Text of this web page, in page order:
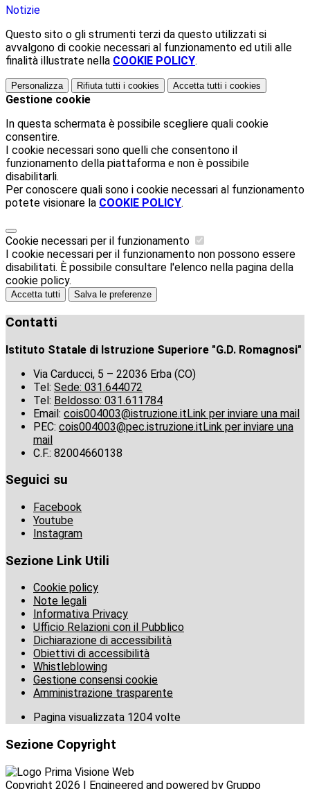
Notizie
Questo sito o gli strumenti terzi da questo utilizzati si
avvalgono di cookie necessari al funzionamento ed utili alle
finalità illustrate nella COOKIE POLICY.
Personalizza Rifiuta tutti i cookies Accetta tutti i cookies
Gestione cookie
In questa schermata è possibile scegliere quali cookie
consentire.
I cookie necessari sono quelli che consentono il
funzionamento della piattaforma e non è possibile
disabilitarli.
Per conoscere quali sono i cookie necessari al funzionamento
potete visionare la COOKIE POLICY.
Cookie necessari per il funzionamento
I cookie necessari per il funzionamento non possono essere
disabilitati. È possibile consultare l'elenco nella pagina della
cookie policy.
Accetta tutti Salva le preferenze
Contatti
Istituto Statale di Istruzione Superiore "G.D. Romagnosi"
Via Carducci, 5 – 22036 Erba (CO)
Tel: Sede: 031.644072
Tel: Beldosso: 031.611784
Email: cois004003@istruzione.itLink per inviare una mail
PEC: cois004003@pec.istruzione.itLink per inviare una
mail
C.F.: 82004660138
Seguici su
Facebook
Youtube
Instagram
Sezione Link Utili
Cookie policy
Note legali
Informativa Privacy
Ufficio Relazioni con il Pubblico
Dichiarazione di accessibilità
Obiettivi di accessibilità
Whistleblowing
Gestione consensi cookie
Amministrazione trasparente
Pagina visualizzata 1204 volte
Sezione Copyright
Copyright 2026 | Engineered and powered by Gruppo